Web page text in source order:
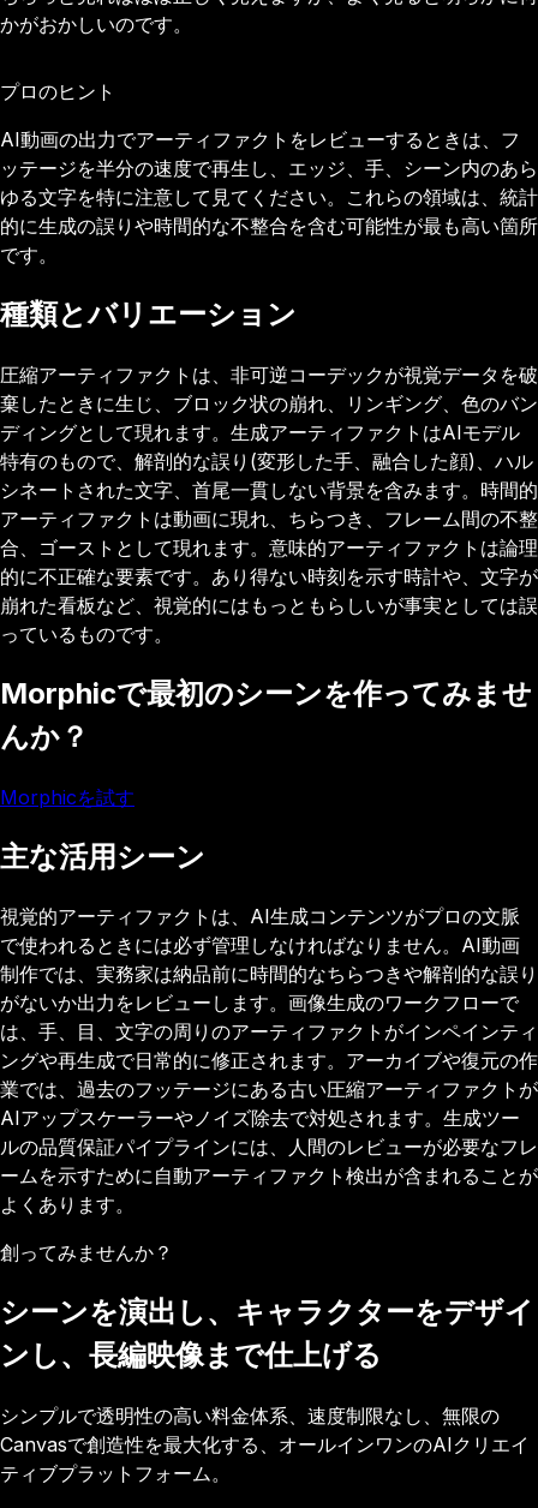
かがおかしいのです。
プロのヒント
AI動画の出力でアーティファクトをレビューするときは、フ
ッテージを半分の速度で再生し、エッジ、手、シーン内のあら
ゆる文字を特に注意して見てください。これらの領域は、統計
的に生成の誤りや時間的な不整合を含む可能性が最も高い箇所
です。
種類とバリエーション
圧縮アーティファクトは、非可逆コーデックが視覚データを破
棄したときに生じ、ブロック状の崩れ、リンギング、色のバン
ディングとして現れます。生成アーティファクトはAIモデル
特有のもので、解剖的な誤り(変形した手、融合した顔)、ハル
シネートされた文字、首尾一貫しない背景を含みます。時間的
アーティファクトは動画に現れ、ちらつき、フレーム間の不整
合、ゴーストとして現れます。意味的アーティファクトは論理
的に不正確な要素です。あり得ない時刻を示す時計や、文字が
崩れた看板など、視覚的にはもっともらしいが事実としては誤
っているものです。
Morphicで最初のシーンを作ってみませ
んか？
Morphicを試す
主な活用シーン
視覚的アーティファクトは、AI生成コンテンツがプロの文脈
で使われるときには必ず管理しなければなりません。AI動画
制作では、実務家は納品前に時間的なちらつきや解剖的な誤り
がないか出力をレビューします。画像生成のワークフローで
は、手、目、文字の周りのアーティファクトがインペインティ
ングや再生成で日常的に修正されます。アーカイブや復元の作
業では、過去のフッテージにある古い圧縮アーティファクトが
AIアップスケーラーやノイズ除去で対処されます。生成ツー
ルの品質保証パイプラインには、人間のレビューが必要なフレ
ームを示すために自動アーティファクト検出が含まれることが
よくあります。
創ってみませんか？
シーンを演出し、キャラクターをデザイ
ンし、長編映像まで仕上げる
シンプルで透明性の高い料金体系、速度制限なし、無限の
Canvasで創造性を最大化する、オールインワンのAIクリエイ
ティブプラットフォーム。